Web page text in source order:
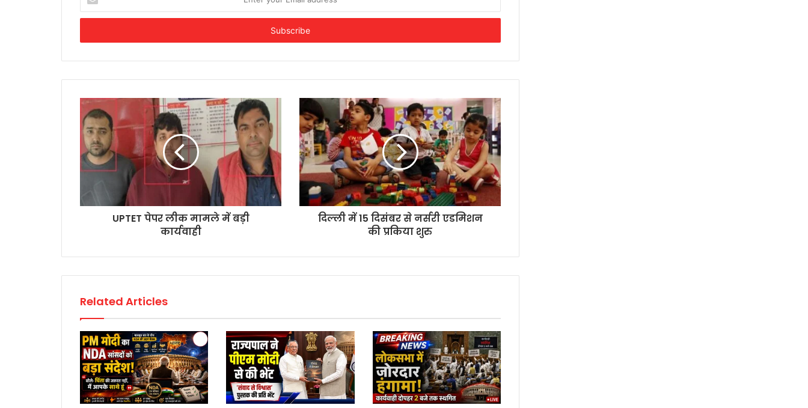
your
Email
UPTET पेपर लीक मामले में बड़ी
कार्यवाही
दिल्ली में 15 दिसंबर से नर्सरी एडमिशन
की प्रकिया शुरु
Related Articles